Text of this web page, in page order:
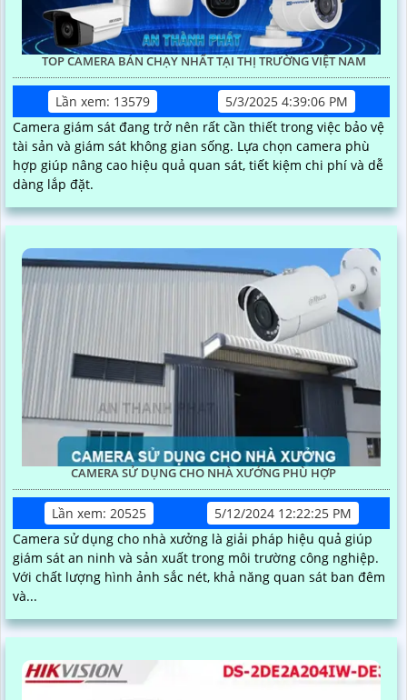
TOP CAMERA BÁN CHẠY NHẤT TẠI THỊ TRƯỜNG VIỆT NAM
Lần xem: 13579
5/3/2025 4:39:06 PM
Camera giám sát đang trở nên rất cần thiết trong việc bảo vệ
tài sản và giám sát không gian sống. Lựa chọn camera phù
hợp giúp nâng cao hiệu quả quan sát, tiết kiệm chi phí và dễ
dàng lắp đặt.
CAMERA SỬ DỤNG CHO NHÀ XƯỞNG PHÙ HỢP
Lần xem: 20525
5/12/2024 12:22:25 PM
Camera sử dụng cho nhà xưởng là giải pháp hiệu quả giúp
giám sát an ninh và sản xuất trong môi trường công nghiệp.
Với chất lượng hình ảnh sắc nét, khả năng quan sát ban đêm
và...